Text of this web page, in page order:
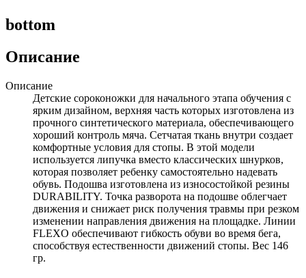
bottom
Описание
Описание
Детские сороконожки для начального этапа обучения с
ярким дизайном, верхняя часть которых изготовлена из
прочного синтетического материала, обеспечивающего
хороший контроль мяча. Сетчатая ткань внутри создает
комфортные условия для стопы. В этой модели
используется липучка вместо классических шнурков,
которая позволяет ребенку самостоятельно надевать
обувь. Подошва изготовлена из износостойкой резины
DURABILITY. Точка разворота на подошве облегчает
движения и снижает риск получения травмы при резком
изменении направления движения на площадке. Линии
FLEXO обеспечивают гибкость обуви во время бега,
способствуя естественности движений стопы. Вес 146
гр.